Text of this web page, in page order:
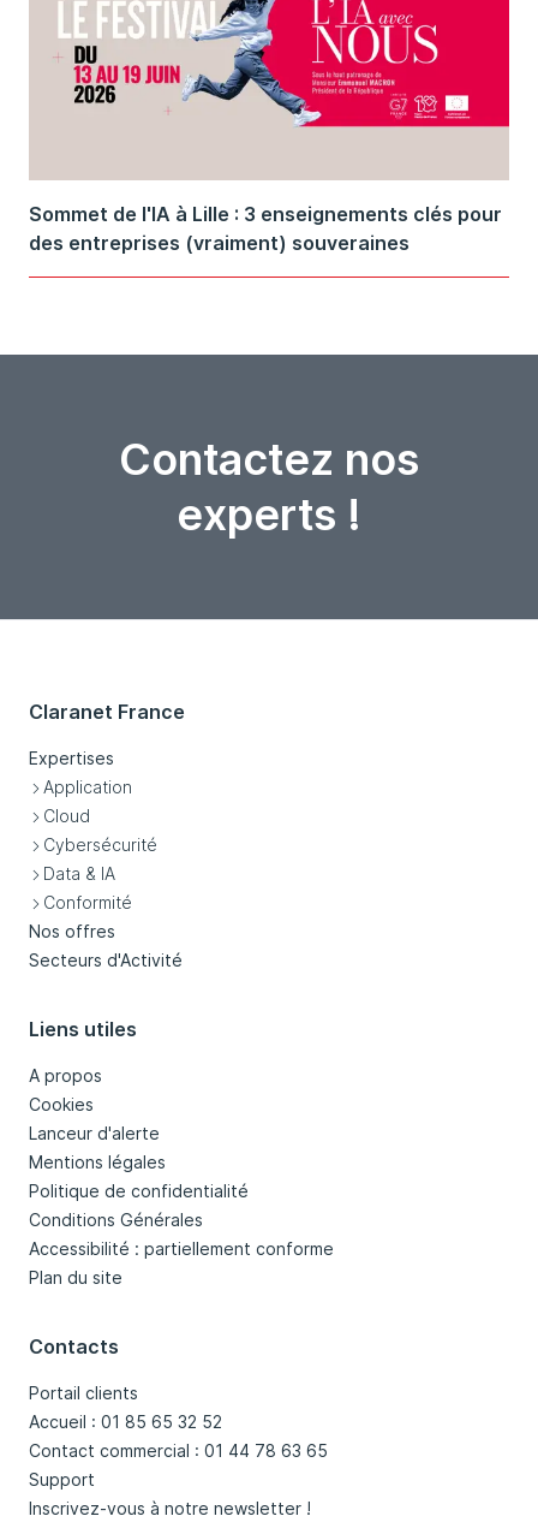
Sommet de l'IA à Lille : 3 enseignements clés pour
des entreprises (vraiment) souveraines
Contactez nos
experts !
Claranet France
Expertises
Application
Cloud
Cybersécurité
Data & IA
Conformité
Nos offres
Secteurs d'Activité
Liens utiles
A propos
Cookies
Lanceur d'alerte
Mentions légales
Politique de confidentialité
Conditions Générales
Accessibilité : partiellement conforme
Plan du site
Contacts
Portail clients
Accueil : 01 85 65 32 52
Contact commercial : 01 44 78 63 65
Support
Inscrivez-vous à notre newsletter !